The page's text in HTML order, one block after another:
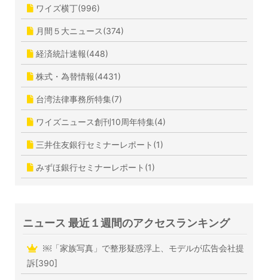
ワイズ横丁(996)
月間５大ニュース(374)
経済統計速報(448)
株式・為替情報(4431)
台湾法律事務所特集(7)
ワイズニュース創刊10周年特集(4)
三井住友銀行セミナーレポート(1)
みずほ銀行セミナーレポート(1)
ニュース 最近１週間のアクセスランキング
￼「家族写真」で整形疑惑浮上、モデルが広告会社提
訴[390]